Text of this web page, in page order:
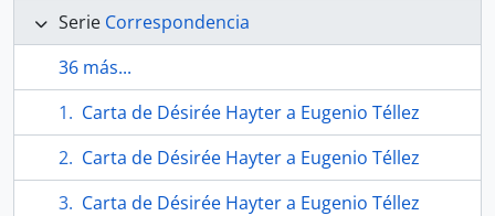
Serie Correspondencia
36 más...
Carta de Désirée Hayter a Eugenio Téllez
Carta de Désirée Hayter a Eugenio Téllez
Carta de Désirée Hayter a Eugenio Téllez